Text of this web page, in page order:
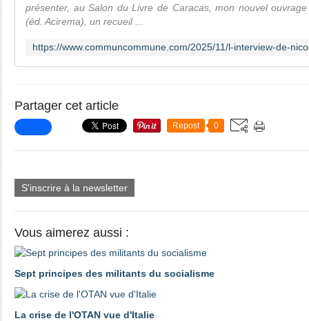
présenter, au Salon du Livre de Caracas, mon nouvel
(éd. Acirema), un recueil ...
Partager cet article
Repost 0
S'inscrire à la newsletter
Vous aimerez aussi :
Sept principes des militants du socialisme
La crise de l'OTAN vue d'Italie